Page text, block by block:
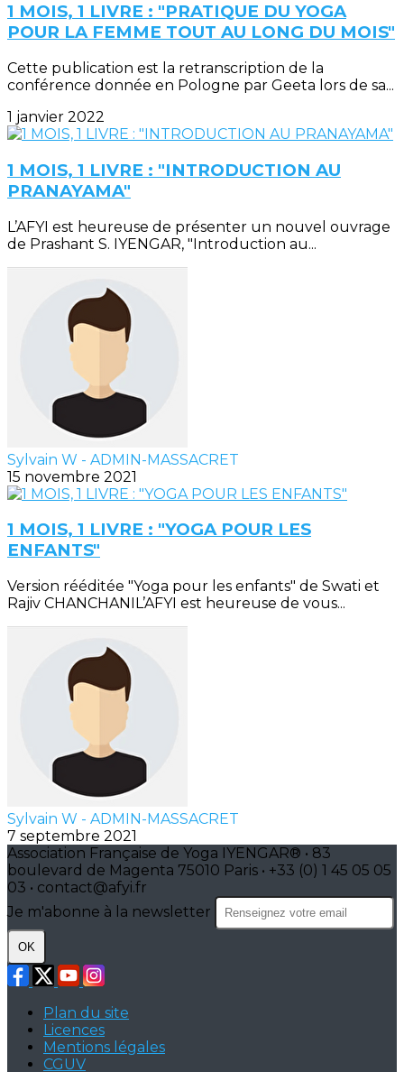
1 MOIS, 1 LIVRE : "PRATIQUE DU YOGA
POUR LA FEMME TOUT AU LONG DU MOIS"
Cette publication est la retranscription de la
conférence donnée en Pologne par Geeta lors de sa...
1 janvier 2022
1 MOIS, 1 LIVRE : "INTRODUCTION AU
PRANAYAMA"
L’AFYI est heureuse de présenter un nouvel ouvrage
de Prashant S. IYENGAR, "Introduction au...
Sylvain W - ADMIN-MASSACRET
15 novembre 2021
1 MOIS, 1 LIVRE : "YOGA POUR LES
ENFANTS"
Version rééditée "Yoga pour les enfants" de Swati et
Rajiv CHANCHANIL’AFYI est heureuse de vous...
Sylvain W - ADMIN-MASSACRET
7 septembre 2021
Association Française de Yoga IYENGAR® • 83
boulevard de Magenta 75010 Paris • +33 (0) 1 45 05 05
03 • contact@afyi.fr
Je m'abonne à la newsletter
OK
Plan du site
Licences
Mentions légales
CGUV